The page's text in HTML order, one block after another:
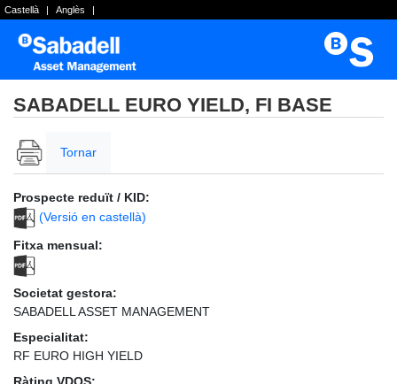
Castellà | Anglès |
SABADELL EURO YIELD, FI BASE
Tornar
Prospecte reduït / KID:
(Versió en castellà)
Fitxa mensual:
Societat gestora:
SABADELL ASSET MANAGEMENT
Especialitat:
RF EURO HIGH YIELD
Ràting VDOS: